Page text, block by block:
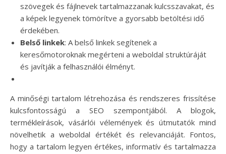
szövegek és fájlnevek tartalmazzanak kulcsszavakat, és
a képek legyenek tömörítve a gyorsabb betöltési idő
érdekében.
Belső linkek: A belső linkek segítenek a
keresőmotoroknak megérteni a weboldal struktúráját
és javítják a felhasználói élményt.
A minőségi tartalom létrehozása és rendszeres frissítése
kulcsfontosságú a SEO szempontjából. A blogok,
termékleírások, vásárlói vélemények és útmutatók mind
növelhetik a weboldal értékét és relevanciáját. Fontos,
hogy a tartalom legyen értékes, informatív és tartalmazza